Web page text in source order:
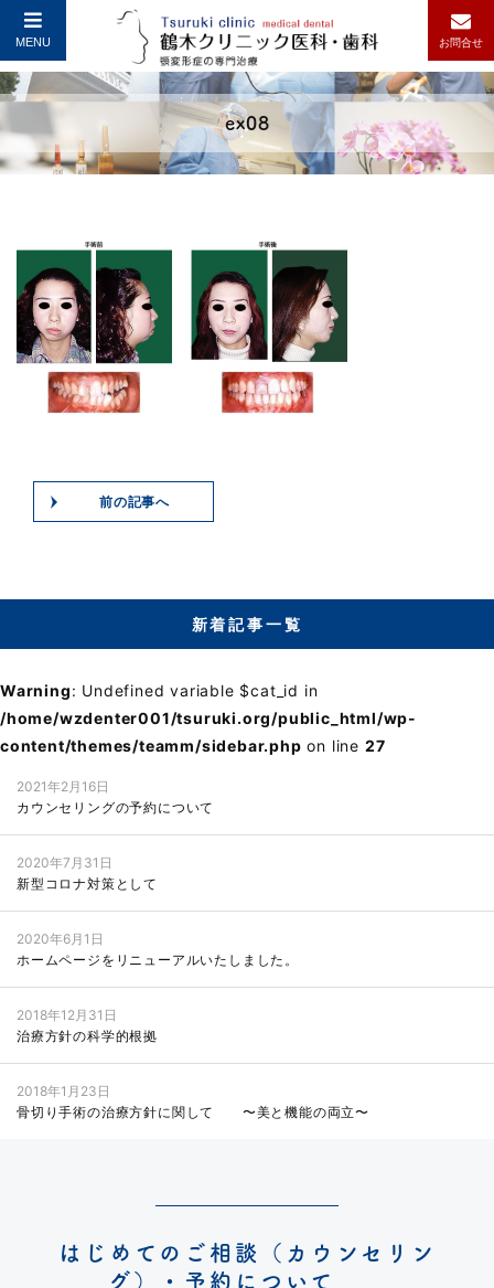
お問合せ
MENU
ex08
前の記事へ
新着記事一覧
Warning: Undefined variable $cat_id in
/home/wzdenter001/tsuruki.org/public_html/wp-
content/themes/teamm/sidebar.php on line 27
2021年2月16日
カウンセリングの予約について
2020年7月31日
新型コロナ対策として
2020年6月1日
ホームページをリニューアルいたしました。
2018年12月31日
治療方針の科学的根拠
2018年1月23日
骨切り手術の治療方針に関して 〜美と機能の両立〜
はじめてのご相談（カウンセリン
グ）・予約について